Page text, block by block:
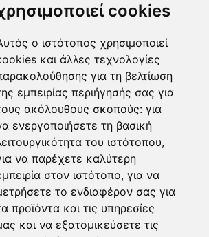
cookies
ο ιστότοπος χρησιμοποιεί
και άλλες τεχνολογίες
για τη βελτίωση
εμπειρίας περιήγησής σας για
ακόλουθους σκοπούς: για
ενεργοποιήσετε τη βασική
του ιστότοπου,
να παρέχετε καλύτερη
στον ιστότοπο, για να
το ενδιαφέρον σας για
προϊόντα και τις υπηρεσίες
και να εξατομικεύσετε τις